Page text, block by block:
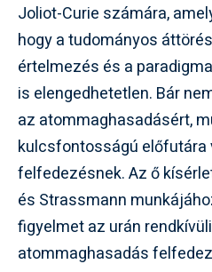
Joliot-Curie számára,
hogy a tudományos
értelmezés és a
is elengedhetetlen. Bár
az atommaghasadásért,
kulcsfontosságú előfutára
felfedezésnek. Az ő
és Strassmann
figyelmet az urán
atommaghasadás